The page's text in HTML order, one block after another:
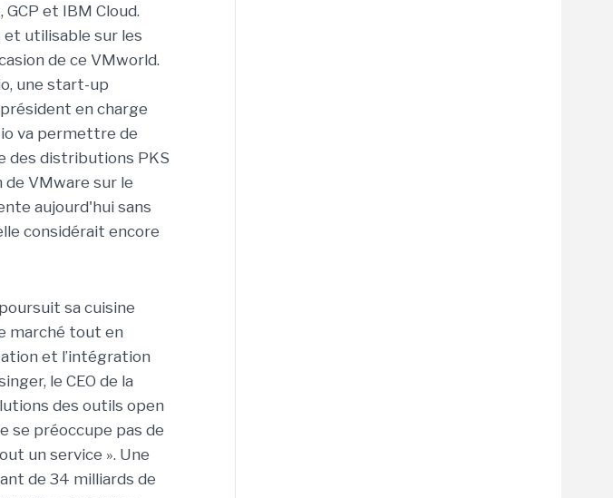
et IBM Cloud.
et utilisable sur les
de ce VMworld.
une start-up
en charge
va permettre de
des distributions PKS
VMware sur le
aujourd'hui sans
considérait encore
sa cuisine
marché tout en
et l’intégration
le CEO de la
des outils open
se préoccupe pas de
un service ». Une
de 34 milliards de